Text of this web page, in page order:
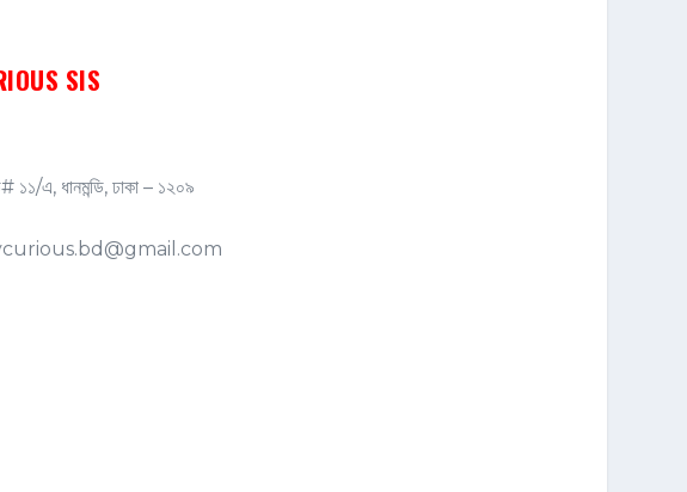
SIS
১১/এ, ধানমন্ডি, ঢাকা – ১২০৯